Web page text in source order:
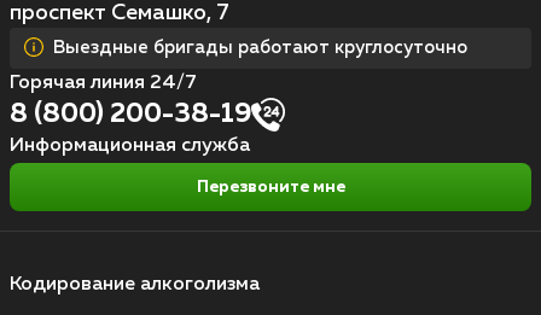
Кодирование алкоголизма
проспект Семашко, 7
Выездные бригады работают круглосуточно
Горячая линия 24/7
8 (800) 200-38-19
Информационная служба
Перезвоните мне